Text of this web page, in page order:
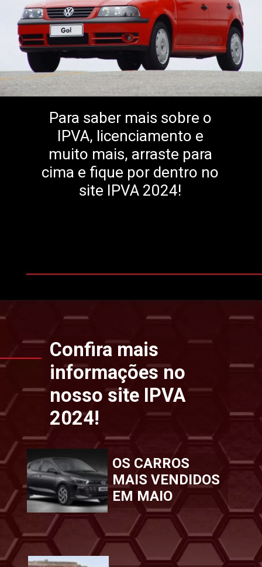
Para saber mais sobre o
IPVA, licenciamento e
muito mais, arraste para
cima e fique por dentro no
site IPVA 2024!
Openinghttps://www.ipvaconsulta.app.br/
OS CARROS
MAIS VENDIDOS
EM MAIO
Confira mais
informações no
nosso site IPVA
2024!